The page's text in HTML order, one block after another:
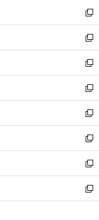
ド
ウ
で
開
く
ィ
ン
ド
ウ
で
開
く
い
ウ
ィ
ン
ド
ウ
で
開
く
新
し
い
ウ
ィ
ン
ド
ウ
で
開
く
新
し
い
ウ
ィ
ン
ド
ウ
で
開
く
新
し
い
ウ
ィ
ン
ド
ウ
で
開
く
新
し
い
ウ
ィ
ン
ド
ウ
で
開
新
し
い
ウ
ィ
ン
ド
ウ
新
し
い
ウ
ィ
ン
新
し
い
ウ
新
し